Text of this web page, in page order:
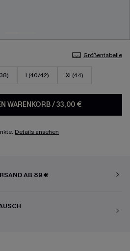
Größentabelle
L(40/42) XL(44)
WARENKORB/33,00 €
Details ansehen
AB 89 €